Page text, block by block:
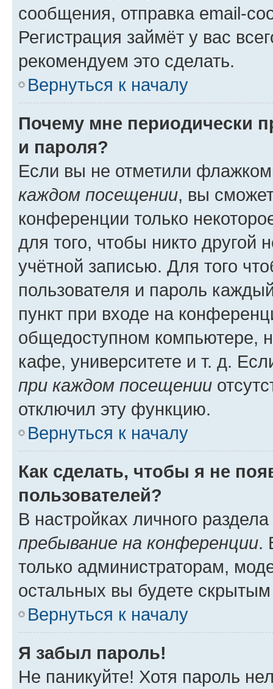
сообщения, отправка email-
Регистрация займёт у вас
рекомендуем это сделать.
Вернуться к началу
Почему мне периодически
и пароля?
Если вы не отметили
каждом посещении, вы
конференции только
для того, чтобы никто другой
учётной записью. Для того
пользователя и пароль
пункт при входе на
общедоступном компьютере,
кафе, университете и т. д.
при каждом посещении
отключил эту функцию.
Вернуться к началу
Как сделать, чтобы я не
пользователей?
В настройках личного
пребывание на конференции.
только администраторам,
остальных вы будете
Вернуться к началу
Я забыл пароль!
Не паникуйте! Хотя пароль